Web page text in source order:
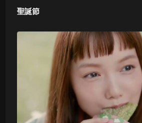
聖誕節